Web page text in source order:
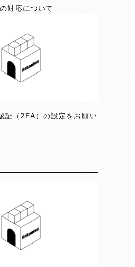
対応について
証（2FA）の設定をお願い